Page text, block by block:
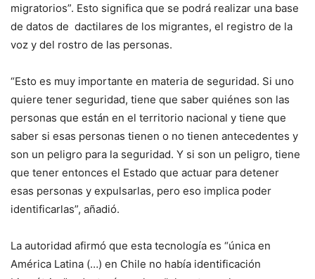
migratorios”. Esto significa que se podrá realizar una base
de datos de dactilares de los migrantes, el registro de la
voz y del rostro de las personas.
“Esto es muy importante en materia de seguridad. Si uno
quiere tener seguridad, tiene que saber quiénes son las
personas que están en el territorio nacional y tiene que
saber si esas personas tienen o no tienen antecedentes y
son un peligro para la seguridad. Y si son un peligro, tiene
que tener entonces el Estado que actuar para detener
esas personas y expulsarlas, pero eso implica poder
identificarlas”, añadió.
La autoridad afirmó que esta tecnología es “única en
América Latina (…) en Chile no había identificación